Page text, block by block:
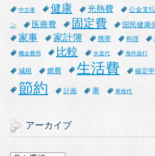
中古車 健康 光熱費 公金支
ン 医療費 固定費 国民健康
家事 家計簿 携帯 料理
機会費用 比較 水道代 海外旅行
減税 燃費 生活費 確定
節約 計画 車 車検代
アーカイブ